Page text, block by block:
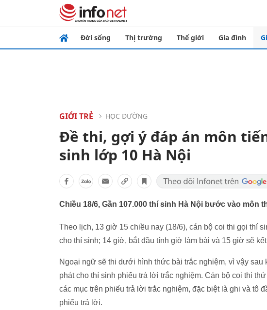
Đời sống Thị trường Thế giới Gia đình
GIỚI TRẺ HỌC ĐƯỜNG
Đề thi, gợi ý đáp án môn
sinh lớp 10 Hà Nội
Chiều 18/6, Gần 107.000 thí sinh Hà Nội bước vào môn
Theo lịch, 13 giờ 15 chiều nay (18/6), cán bộ coi thi gọi thí
cho thí sinh; 14 giờ, bắt đầu tính giờ làm bài và 15 giờ sẽ
Ngoại ngữ sẽ thi dưới hình thức bài trắc nghiệm, vì vậy sau
phát cho thí sinh phiếu trả lời trắc nghiệm. Cán bộ coi thi
các mục trên phiếu trả lời trắc nghiệm, đặc biệt là ghi và tô
phiếu trả lời.